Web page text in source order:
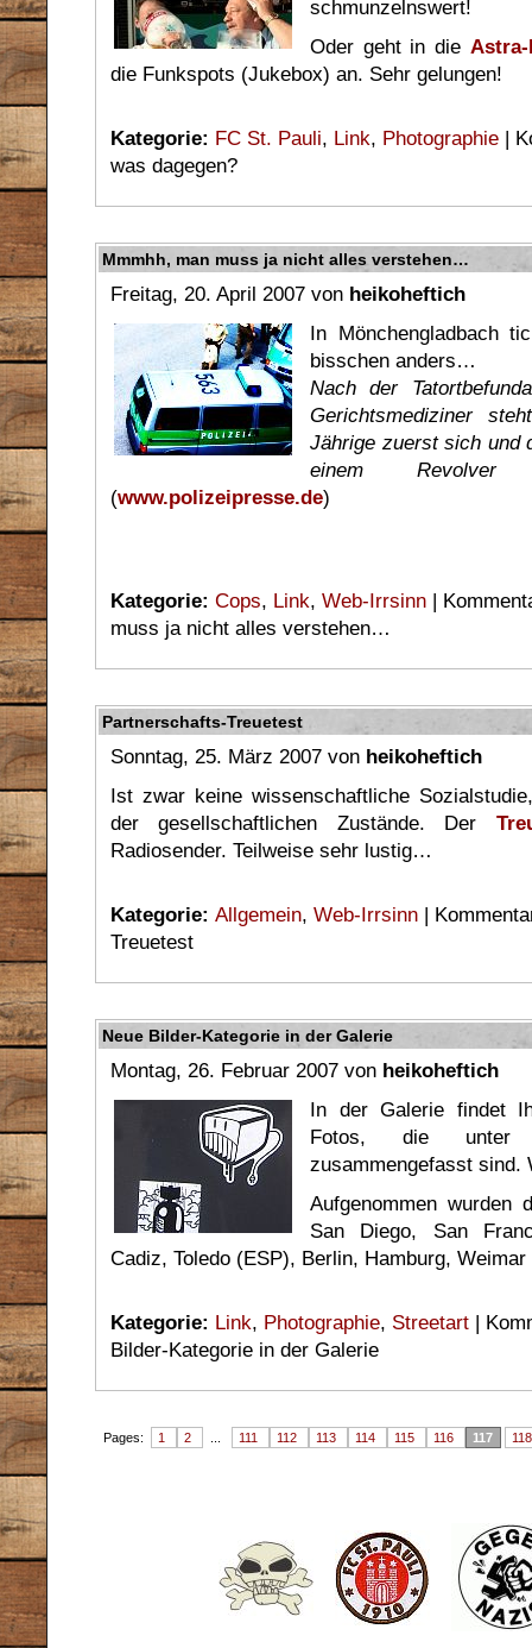
schmunzelnswert!
Oder geht in die Astra-
die Funkspots (Jukebox) an. Sehr gelungen!
Kategorie: FC St. Pauli, Link, Photographie |
was dagegen?
Mmmhh, man muss ja nicht alles verstehen…
Freitag, 20. April 2007 von heikoheftich
In Mönchengladbach
bisschen anders…
Nach der
Gerichtsmediziner
Jährige zuerst sich und
einem
(www.polizeipresse.de)
Kategorie: Cops, Link, Web-Irrsinn |
muss ja nicht alles verstehen…
Partnerschafts-Treuetest
Sonntag, 25. März 2007 von heikoheftich
Ist zwar keine wissenschaftliche
der gesellschaftlichen Zustände. Der
Radiosender. Teilweise sehr lustig…
Kategorie: Allgemein, Web-Irrsinn |
Treuetest
Neue Bilder-Kategorie in der Galerie
Montag, 26. Februar 2007 von heikoheftich
In der Galerie findet
Fotos, die unter
zusammengefasst sind.
Aufgenommen wurden
San Diego, San
Cadiz, Toledo (ESP), Berlin, Hamburg,
Kategorie: Link, Photographie, Streetart |
Bilder-Kategorie in der Galerie
Pages: 1 2 111 112 113 114 115 116 117 118